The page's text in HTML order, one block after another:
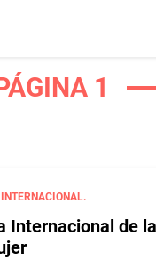
1
Internacional de